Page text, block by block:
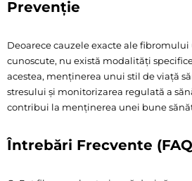
Prevenție
Deoarece cauzele exacte ale
cunoscute, nu există modalități
acestea, menținerea unui stil de viață
stresului și monitorizarea regulată a
contribui la menținerea unei bune
Întrebări Frecvente